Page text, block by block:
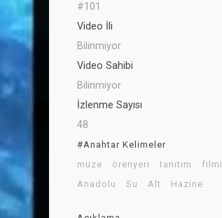
#101
Video İli
Bilinmiyor
Video Sahibi
Bilinmiyor
İzlenme Sayısı
48
#Anahtar Kelimeler
müze
örenyeri tanıtım filmi
Anadolu
Su Alt Hazine